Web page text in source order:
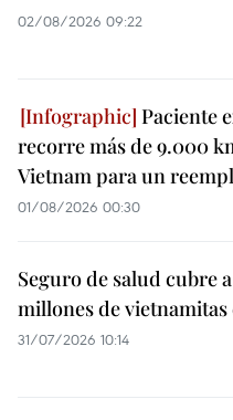
02/08/2026 09:22
Paciente
recorre más de 9.000
Vietnam para un
01/08/2026 00:30
Seguro de salud cubre
millones de vietnamitas
31/07/2026 10:14